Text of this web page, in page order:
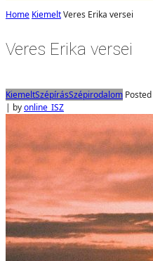
Home KiemeltVeres Erika versei
Veres Erika versei
KiemeltSzépírásSzépirodalom Posted
| byonline_ISZ